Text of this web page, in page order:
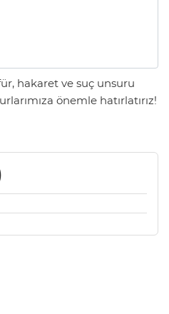
hakaret ve suç unsuru
önemle hatırlatırız!